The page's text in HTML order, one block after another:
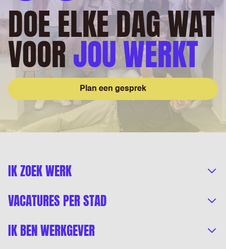
DOE ELKE DAG WAT
VOORJOU WERKT
Plan een gesprek
IK ZOEK WERK
VACATURES PER STAD
IK BEN WERKGEVER